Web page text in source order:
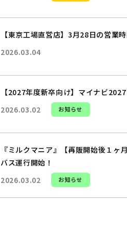
【東京工場直営店】3月28日の営業
2026.03.04
【2027年度新卒向け】マイナビ
2026.03.02
お知らせ
『ミルクマニア』【再販開始後１
バス運行開始！
2026.03.02
お知らせ